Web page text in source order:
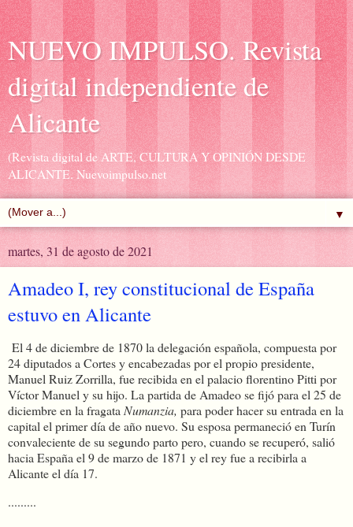
NUEVO IMPULSO. Revista
digital independiente de
Alicante
(Revista digital de ARTE, CULTURA Y OPINIÓN DESDE
ALICANTE. Nuevoimpulso.net
▼
martes, 31 de agosto de 2021
Amadeo I, rey constitucional de España
estuvo en Alicante
El 4 de diciembre de 1870 la delegación española, compuesta por
24 diputados a Cortes y encabezadas por el propio presidente,
Manuel Ruiz Zorrilla, fue recibida en el palacio florentino Pitti por
Víctor Manuel y su hijo. La partida de Amadeo se fijó para el 25 de
diciembre en la fragata Numanzia, para poder hacer su entrada en la
capital el primer día de año nuevo. Su esposa permaneció en Turín
convaleciente de su segundo parto pero, cuando se recuperó, salió
hacia España el 9 de marzo de 1871 y el rey fue a recibirla a
Alicante el día 17.
.........